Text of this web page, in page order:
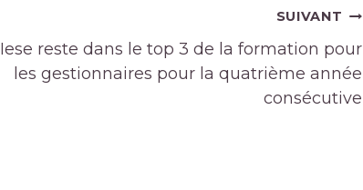
SUIVANT
Iese reste dans le top 3 de la formation pour
les gestionnaires pour la quatrième année
consécutive